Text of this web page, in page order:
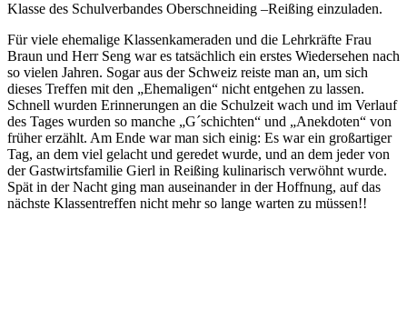
Klasse des Schulverbandes Oberschneiding –Reißing einzuladen.
Für viele ehemalige Klassenkameraden und die Lehrkräfte Frau
Braun und Herr Seng war es tatsächlich ein erstes Wiedersehen nach
so vielen Jahren. Sogar aus der Schweiz reiste man an, um sich
dieses Treffen mit den „Ehemaligen“ nicht entgehen zu lassen.
Schnell wurden Erinnerungen an die Schulzeit wach und im Verlauf
des Tages wurden so manche „G´schichten“ und „Anekdoten“ von
früher erzählt. Am Ende war man sich einig: Es war ein großartiger
Tag, an dem viel gelacht und geredet wurde, und an dem jeder von
der Gastwirtsfamilie Gierl in Reißing kulinarisch verwöhnt wurde.
Spät in der Nacht ging man auseinander in der Hoffnung, auf das
nächste Klassentreffen nicht mehr so lange warten zu müssen!!